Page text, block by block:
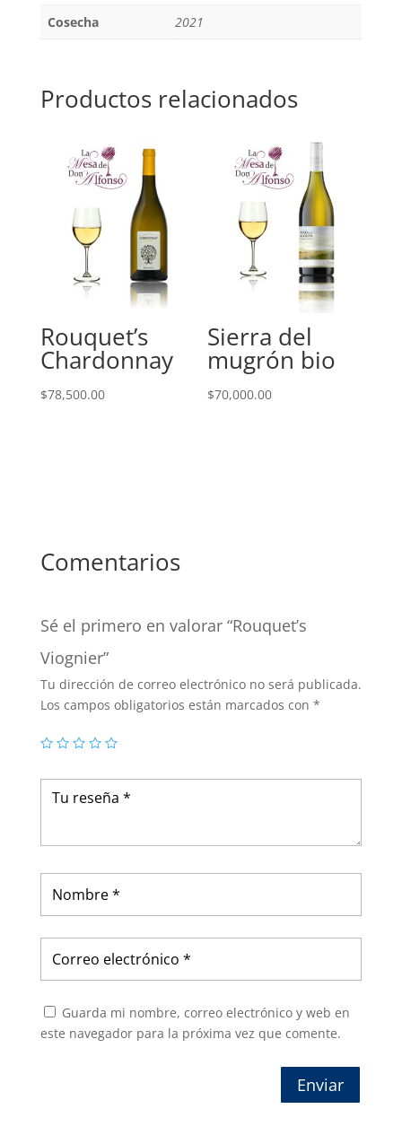
Cosecha 2021
Productos relacionados
Rouquet’s
Chardonnay
$78,500.00
Sierra del
mugrón bio
$70,000.00
Comentarios
Sé el primero en valorar “Rouquet’s
Viognier”
Tu dirección de correo electrónico no será publicada.
Los campos obligatorios están marcados con *
Guarda mi nombre, correo electrónico y web en
este navegador para la próxima vez que comente.
Enviar